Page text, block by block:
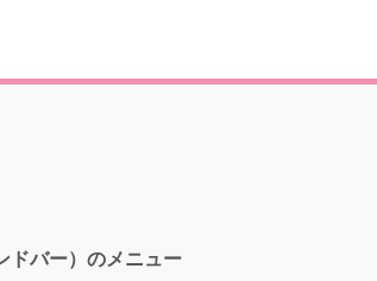
ドバー）のメニュー